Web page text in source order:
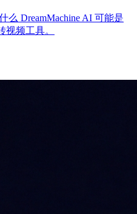
么 DreamMachine AI 可能是
频工具。